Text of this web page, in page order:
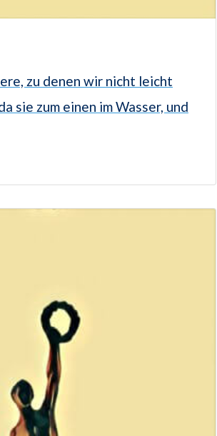
zu denen wir nicht leicht
sie zum einen im Wasser, und